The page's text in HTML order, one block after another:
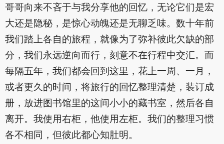
哥哥向来不吝于与我分享他的回忆，无论它们是宏
大还是隐秘，是惊心动魄还是无聊乏味。数十年前
我们踏上各自的旅程，就像为了弥补彼此欠缺的部
分，我们永远逆向而行，刻意不在行程中交汇。而
每隔五年，我们都会回到这里，花上一周、一月，
或者更久的时间，将旅行的回忆整理清楚，装订成
册，放进图书馆里的这间小小的藏书室，然后各自
离开。我使用右柜，他使用左柜。我们的整理习惯
各不相同，但彼此都心知肚明。